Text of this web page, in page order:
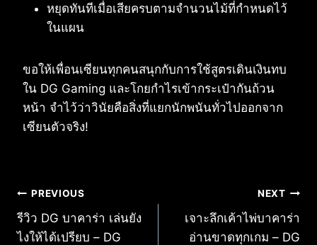
หยุดทันทีเมื่อเสียครบตามจำนวนไม้ที่กำหนดไว้
ในแผน
ขอให้เพื่อนเซียนทุกคนสนุกกับการใช้สูตรเดินเงินทบ
ใน DG Gaming และโกยกำไรเข้ากระเป๋ากันถ้วน
หน้า จำไว้ว่าวินัยคือสิ่งที่แยกนักพนันทั่วไปออกจาก
เซียนตัวจริง!
แนะแนว
เรื่อง
PREVIOUS
รีวิว DG บาคาร่า เล่นยัง
ไงให้ได้เปรียบ – DG
NEXT
เจาะลึกเค้าไพ่บาคาร่า
อ่านขาดทุกเกม – DG